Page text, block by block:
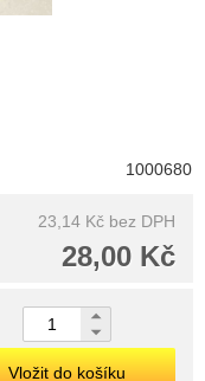
1000680
23,14 Kč bez DPH
28,00 Kč
Vložit do košíku